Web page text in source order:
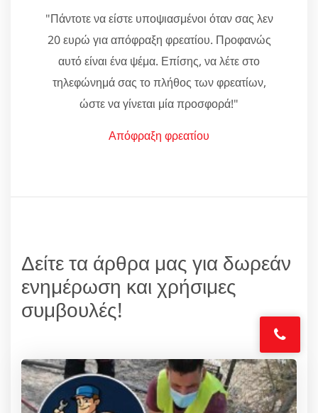
"Πάντοτε να είστε υποψιασμένοι όταν σας λεν
20 ευρώ για απόφραξη φρεατίου. Προφανώς
αυτό είναι ένα ψέμα. Επίσης, να λέτε στο
τηλεφώνημά σας το πλήθος των φρεατίων,
ώστε να γίνεται μία προσφορά!"
Απόφραξη φρεατίου
Δείτε τα άρθρα μας για δωρεάν
ενημέρωση και χρήσιμες
συμβουλές!